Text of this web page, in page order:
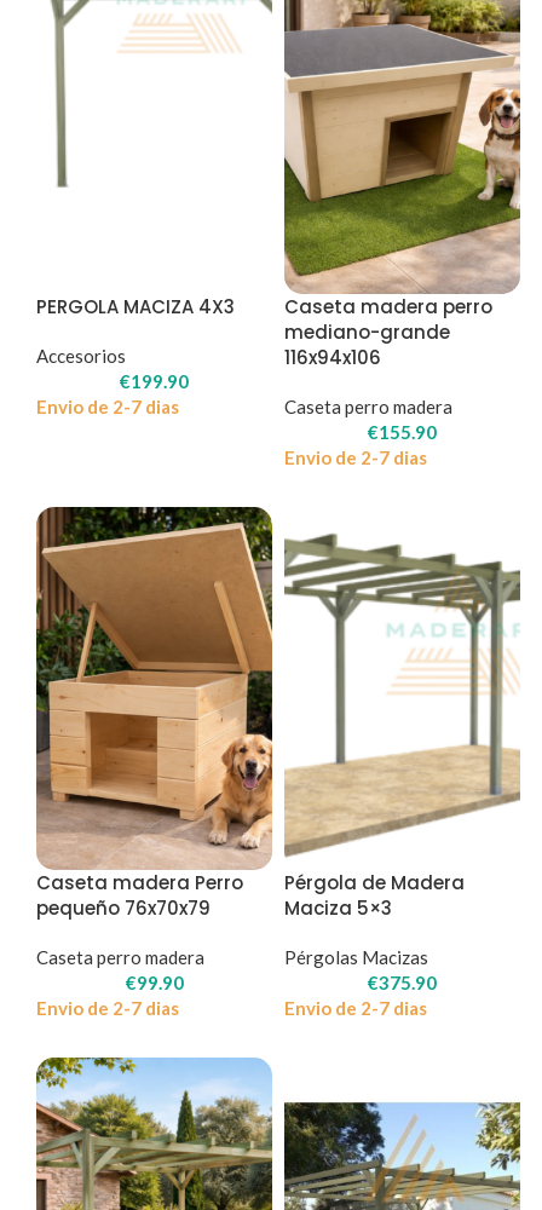
PERGOLA MACIZA 4X3
Accesorios
€199.90
Envio de 2-7 dias
Caseta madera perro
mediano-grande
116x94x106
Caseta perro madera
€155.90
Envio de 2-7 dias
Caseta madera Perro
pequeño 76x70x79
Caseta perro madera
€99.90
Envio de 2-7 dias
Pérgola de Madera
Maciza 5×3
Pérgolas Macizas
€375.90
Envio de 2-7 dias